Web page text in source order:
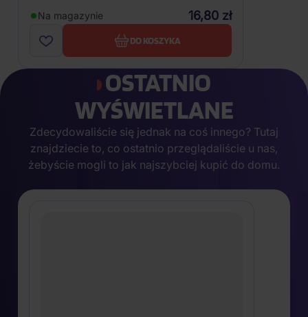
16,80 zł
DO KOSZYKA
OSTATNIO